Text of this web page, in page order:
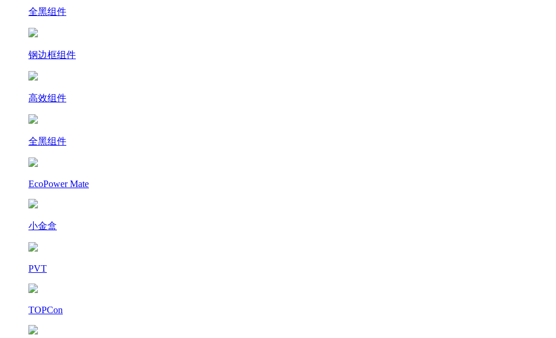
全黑组件
钢边框组件
高效组件
全黑组件
EcoPower Mate
小金盒
PVT
TOPCon